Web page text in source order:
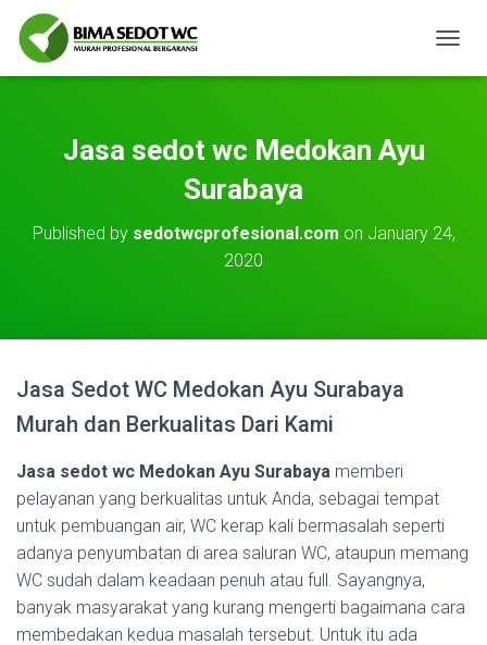
O
I
O
Jasa sedot wc Medokan Ayu
Surabaya
Published by sedotwcprofesional.com on January 24,
2020
Jasa Sedot WC Medokan Ayu Surabaya
Murah dan Berkualitas Dari Kami
Jasa sedot wc Medokan Ayu Surabaya memberi
pelayanan yang berkualitas untuk Anda, sebagai tempat
untuk pembuangan air, WC kerap kali bermasalah seperti
adanya penyumbatan di area saluran WC, ataupun memang
WC sudah dalam keadaan penuh atau full. Sayangnya,
banyak masyarakat yang kurang mengerti bagaimana cara
membedakan kedua masalah tersebut. Untuk itu ada